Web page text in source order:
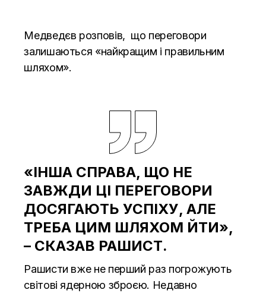
Медведєв розповів, що переговори
залишаються «найкращим і правильним
шляхом».
«ІНША СПРАВА, ЩО НЕ
ЗАВЖДИ ЦІ ПЕРЕГОВОРИ
ДОСЯГАЮТЬ УСПІХУ, АЛЕ
ТРЕБА ЦИМ ШЛЯХОМ ЙТИ»,
– СКАЗАВ РАШИСТ.
Рашисти вже не перший раз погрожують
світові ядерною зброєю. Недавно